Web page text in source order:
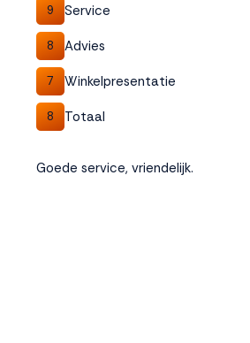
9 Service
8 Advies
7 Winkelpresentatie
8 Totaal
Goede service, vriendelijk.